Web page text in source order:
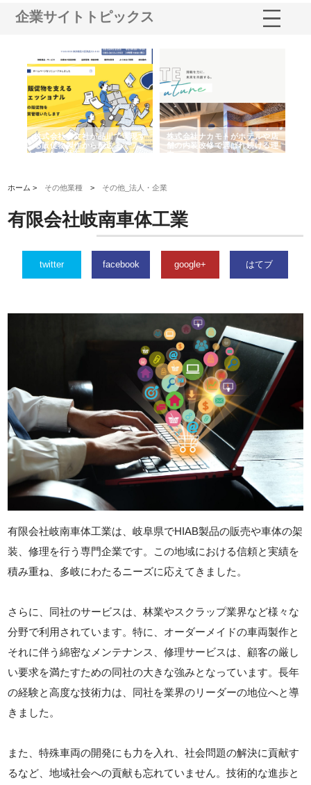
企業サイトトピックス
株式会社耕文社が品川で実現す
る販促物製作から配送までワン
ストップ対応
株式会社ナカモトがホテルや店
舗の内装改修で選ばれ続ける理
由
ホーム > その他業種 > その他_法人・企業
有限会社岐南車体工業
twitter facebook google+ はてブ
有限会社岐南車体工業は、岐阜県でHIAB製品の販売や車体の架
装、修理を行う専門企業です。この地域における信頼と実績を
積み重ね、多岐にわたるニーズに応えてきました。
さらに、同社のサービスは、林業やスクラップ業界など様々な
分野で利用されています。特に、オーダーメイドの車両製作と
それに伴う綿密なメンテナンス、修理サービスは、顧客の厳し
い要求を満たすための同社の大きな強みとなっています。長年
の経験と高度な技術力は、同社を業界のリーダーの地位へと導
きました。
また、特殊車両の開発にも力を入れ、社会問題の解決に貢献す
るなど、地域社会への貢献も忘れていません。技術的な進歩と